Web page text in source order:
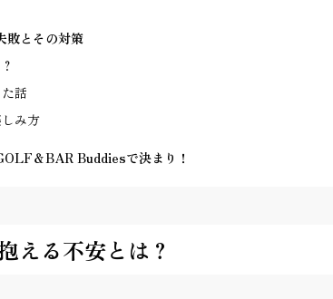
敗とその対策
話
み方
＆BAR Buddiesで決まり！
える不安とは？